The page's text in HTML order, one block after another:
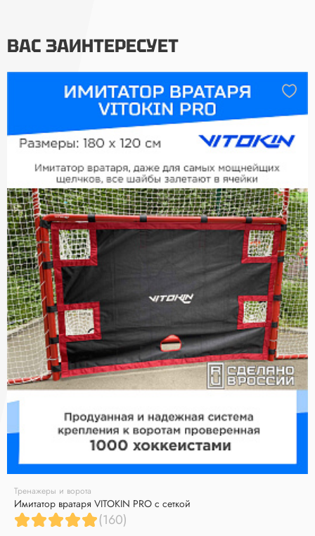
ВАС ЗАИНТЕРЕСУЕТ
Тренажеры и ворота
Имитатор вратаря VITOKIN PRO с сеткой
(160)